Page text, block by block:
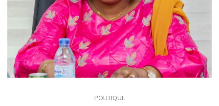
POLITIQUE